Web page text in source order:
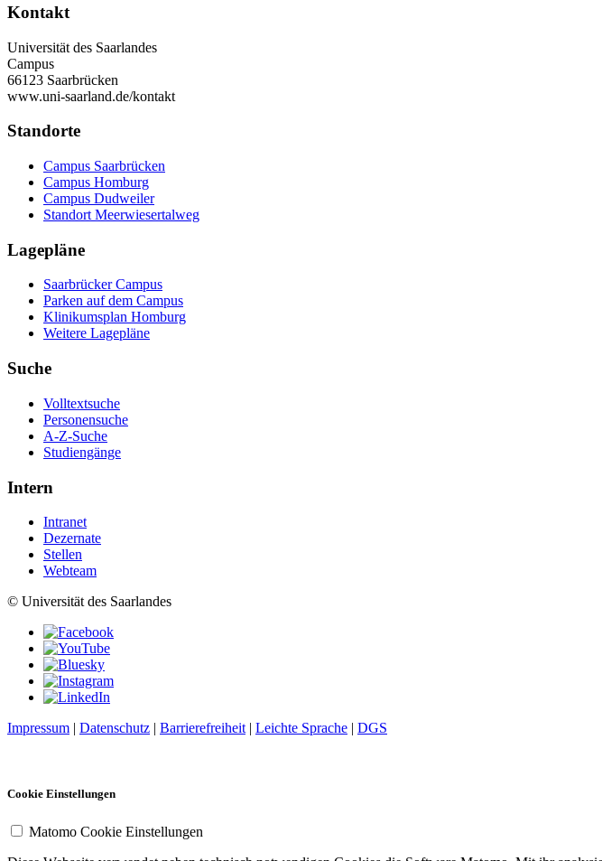
Kontakt
Universität des Saarlandes
Campus
66123 Saarbrücken
www.uni-saarland.de/kontakt
Standorte
Campus Saarbrücken
Campus Homburg
Campus Dudweiler
Standort Meerwiesertalweg
Lagepläne
Saarbrücker Campus
Parken auf dem Campus
Klinikumsplan Homburg
Weitere Lagepläne
Suche
Volltextsuche
Personensuche
A-Z-Suche
Studiengänge
Intern
Intranet
Dezernate
Stellen
Webteam
© Universität des Saarlandes
Impressum | Datenschutz | Barrierefreiheit | Leichte Sprache | DGS
Cookie Einstellungen
Matomo Cookie Einstellungen